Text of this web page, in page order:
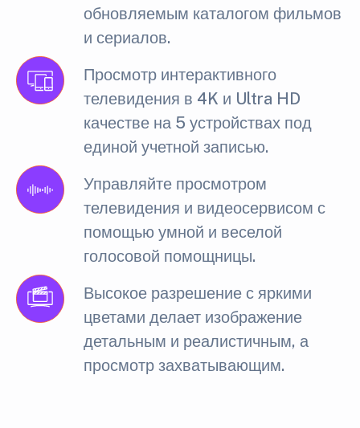
обновляемым каталогом фильмов
и сериалов.
Просмотр интерактивного
телевидения в 4K и Ultra HD
качестве на 5 устройствах под
единой учетной записью.
Управляйте просмотром
телевидения и видеосервисом с
помощью умной и веселой
голосовой помощницы.
Высокое разрешение с яркими
цветами делает изображение
детальным и реалистичным, а
просмотр захватывающим.